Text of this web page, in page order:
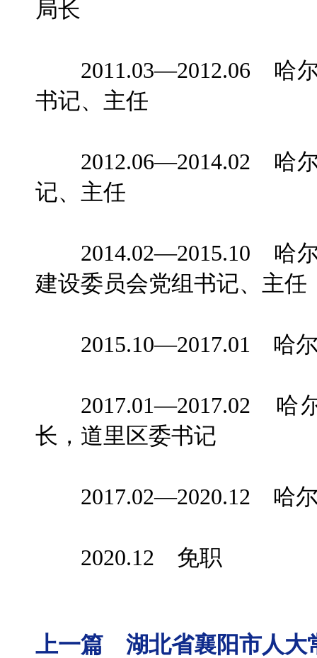
局长
2011.03—2012.06 哈尔
书记、主任
2012.06—2014.02 哈尔
记、主任
2014.02—2015.10 哈尔
建设委员会党组书记、主任
2015.10—2017.01 哈尔
2017.01—2017.02 哈
长，道里区委书记
2017.02—2020.12 哈尔
2020.12 免职
上一篇 湖北省襄阳市人大